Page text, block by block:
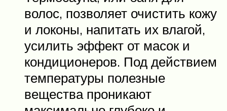
волос, позволяет очистить кожу
и локоны, напитать их влагой,
усилить эффект от масок и
кондиционеров. Под действием
температуры полезные
вещества проникают